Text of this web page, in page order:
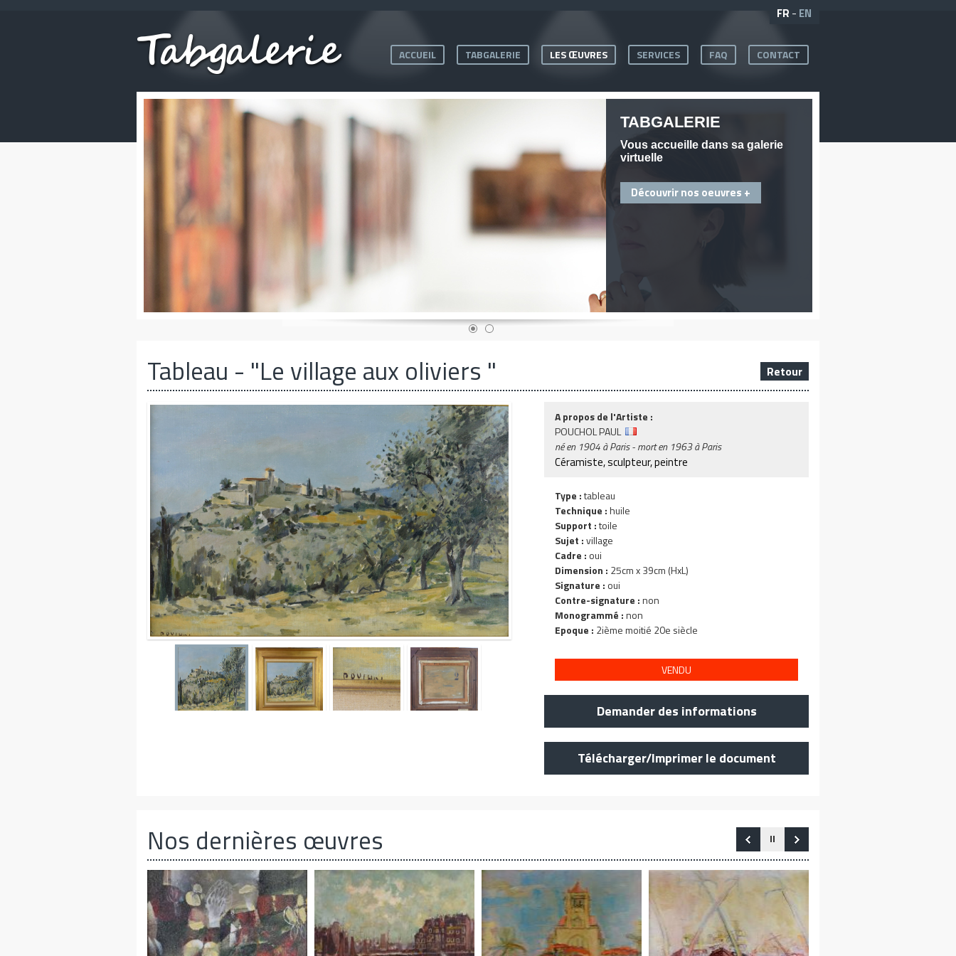
FR - EN
ACCUEIL TABGALERIE LES ŒUVRES SERVICES FAQ CONTACT
Retour
Tableau - "Le village aux oliviers "
A propos de l'Artiste :
POUCHOL PAUL
né en 1904à Paris - mort en 1963 à Paris
Céramiste, sculpteur, peintre
Type :tableau
Technique :huile
Support :toile
Sujet :village
Cadre : oui
Dimension : 25cm x 39cm (HxL)
Signature : oui
Contre-signature :non
Monogrammé :non
Epoque : 2ième moitié 20e siècle
VENDU
Demander des informations
Télécharger/Imprimer le document
Nos dernières œuvres